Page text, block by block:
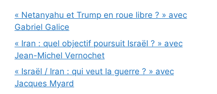
« Netanyahu et Trump en roue libre ? » avec
Gabriel Galice
« Iran : quel objectif poursuit Israël ? » avec
Jean-Michel Vernochet
« Israël / Iran : qui veut la guerre ? » avec
Jacques Myard